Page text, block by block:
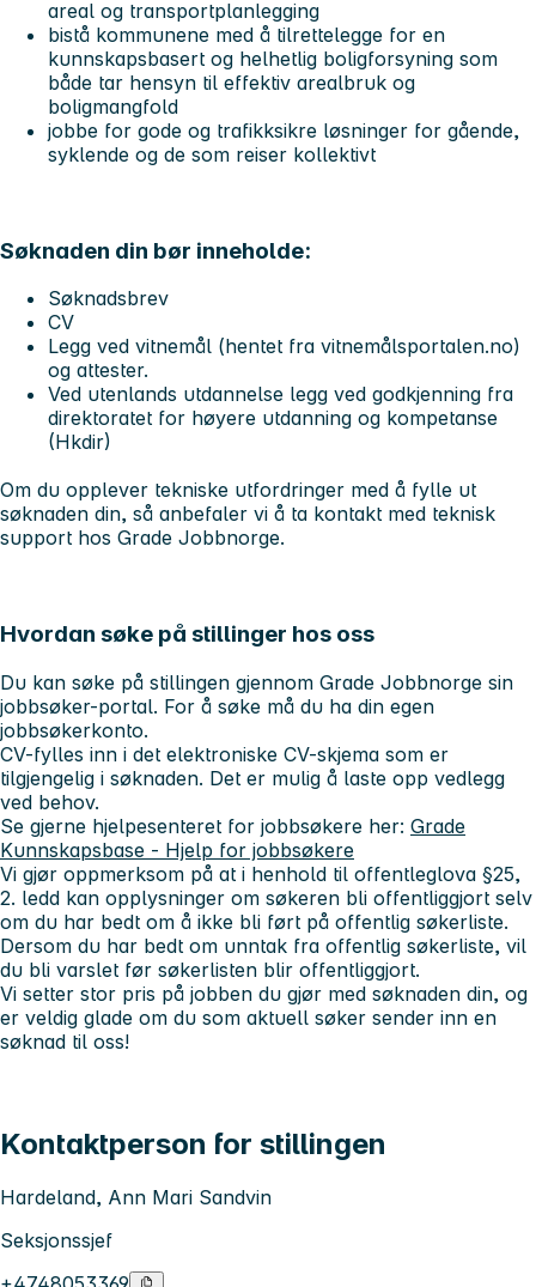
areal og transportplanlegging
bistå kommunene med å tilrettelegge for en
kunnskapsbasert og helhetlig boligforsyning som
både tar hensyn til effektiv arealbruk og
boligmangfold
jobbe for gode og trafikksikre løsninger for gående,
syklende og de som reiser kollektivt
Søknaden din bør inneholde:
Søknadsbrev
CV
Legg ved vitnemål (hentet fra vitnemålsportalen.no)
og attester.
Ved utenlands utdannelse legg ved godkjenning fra
direktoratet for høyere utdanning og kompetanse
(Hkdir)
Om du opplever tekniske utfordringer med å fylle ut
søknaden din, så anbefaler vi å ta kontakt med teknisk
support hos Grade Jobbnorge.
Hvordan søke på stillinger hos oss
Du kan søke på stillingen gjennom Grade Jobbnorge sin
jobbsøker-portal. For å søke må du ha din egen
jobbsøkerkonto.
CV-fylles inn i det elektroniske CV-skjema som er
tilgjengelig i søknaden. Det er mulig å laste opp vedlegg
ved behov.
Se gjerne hjelpesenteret for jobbsøkere her: Grade
Kunnskapsbase - Hjelp for jobbsøkere
Vi gjør oppmerksom på at i henhold til offentleglova §25,
2. ledd kan opplysninger om søkeren bli offentliggjort selv
om du har bedt om å ikke bli ført på offentlig søkerliste.
Dersom du har bedt om unntak fra offentlig søkerliste, vil
du bli varslet før søkerlisten blir offentliggjort.
Vi setter stor pris på jobben du gjør med søknaden din, og
er veldig glade om du som aktuell søker sender inn en
søknad til oss!
Kontaktperson for stillingen
Hardeland, Ann Mari Sandvin
Seksjonssjef